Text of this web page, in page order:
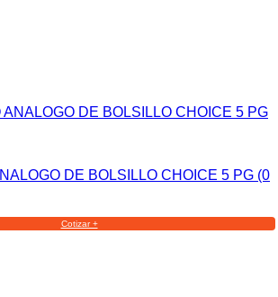
DE BOLSILLO CHOICE 5 PG (0
Cotizar +